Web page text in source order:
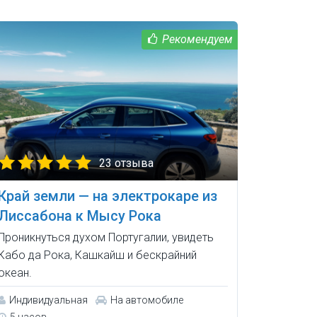
23 отзыва
земли — на электрокаре из
к Мысу Рока
духом Португалии, увидеть
да Рока, Кашкайш и бескрайний
Индивидуальная
На автомобиле